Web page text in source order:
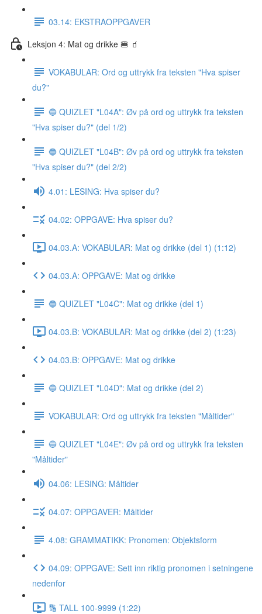
03.14: EKSTRAOPPGAVER
Leksjon 4: Mat og drikke 🍔 🧃
VOKABULAR: Ord og uttrykk fra teksten "Hva spiser
du?"
🔵 QUIZLET "L04A": Øv på ord og uttrykk fra teksten
"Hva spiser du?" (del 1/2)
🔵 QUIZLET "L04B": Øv på ord og uttrykk fra teksten
"Hva spiser du?" (del 2/2)
4.01: LESING: Hva spiser du?
04.02: OPPGAVE: Hva spiser du?
04.03.A: VOKABULAR: Mat og drikke (del 1) (1:12)
04.03.A: OPPGAVE: Mat og drikke
🔵 QUIZLET "L04C": Mat og drikke (del 1)
04.03.B: VOKABULAR: Mat og drikke (del 2) (1:23)
04.03.B: OPPGAVE: Mat og drikke
🔵 QUIZLET "L04D": Mat og drikke (del 2)
VOKABULAR: Ord og uttrykk fra teksten "Måltider"
🔵 QUIZLET "L04E": Øv på ord og uttrykk fra teksten
"Måltider"
04.06: LESING: Måltider
04.07: OPPGAVER: Måltider
4.08: GRAMMATIKK: Pronomen: Objektsform
04.09: OPPGAVE: Sett inn riktig pronomen i setningene
nedenfor
🔢 TALL 100-9999 (1:22)